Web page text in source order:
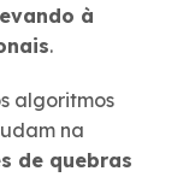
à
.
algoritmos
na
de quebras